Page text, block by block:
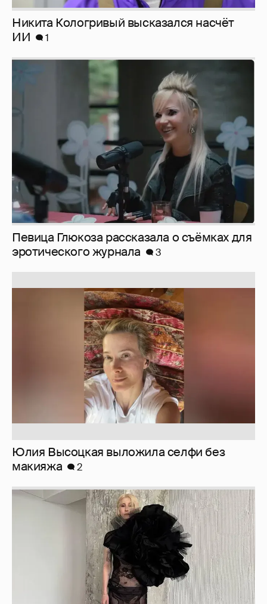
Никита Кологривый высказался насчёт
ИИ
1
Певица Глюкоза рассказала о съёмках для
эротического журнала
3
Юлия Высоцкая выложила селфи без
макияжа
2